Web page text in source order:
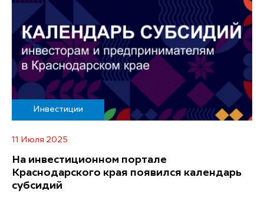
Инвестиции
11 Июля 2025
На инвестиционном портале
Краснодарского края появился календарь
субсидий